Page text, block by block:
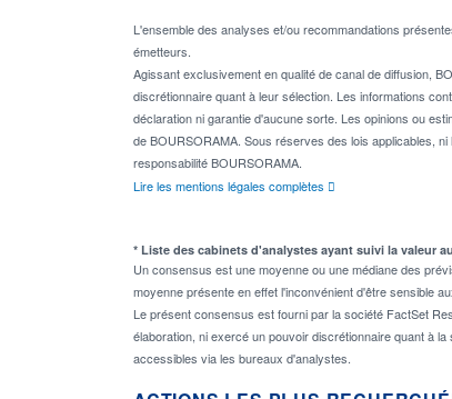
L'ensemble des analyses et/ou recommandations
émetteurs.
Agissant exclusivement en qualité de canal de diffusion,
discrétionnaire quant à leur sélection. Les informations
déclaration ni garantie d'aucune sorte. Les opinions ou
de BOURSORAMA. Sous réserves des lois applicables,
responsabilité BOURSORAMA.
Lire les mentions légales complètes
* Liste des cabinets d'analystes ayant suivi la valeur
Un consensus est une moyenne ou une médiane des
moyenne présente en effet l'inconvénient d'être sensible
Le présent consensus est fourni par la société FactSet
élaboration, ni exercé un pouvoir discrétionnaire quant à
accessibles via les bureaux d'analystes.